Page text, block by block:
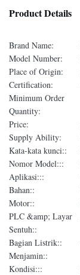
Product Details
Brand Name:
Model Number:
Place of Origin:
Certification:
Minimum Order
Quantity:
Price:
Supply Ability:
Kata-kata kunci::
Nomor Model:::
Aplikasi:::
Bahan::
Motor::
PLC &amp; Layar
Sentuh::
Bagian Listrik::
Menjamin::
Kondisi:::